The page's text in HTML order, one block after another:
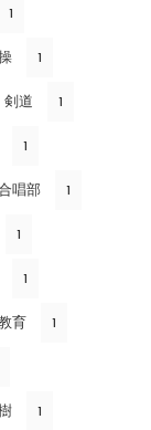
1
1
剣道 1
1
唱部 1
1
1
育 1
1